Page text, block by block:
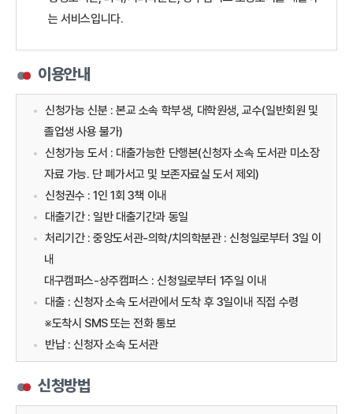
는 서비스입니다.
이용안내
신청가능 신분 : 본교 소속 학부생, 대학원생, 교수(일반회원 및
졸업생 사용 불가)
신청가능 도서 : 대출가능한 단행본(신청자 소속 도서관 미소장
자료 가능. 단 폐가서고 및 보존자료실 도서 제외)
신청권수 : 1인 1회 3책 이내
대출기간 : 일반 대출기간과 동일
처리기간 : 중앙도서관-의학/치의학분관 : 신청일로부터 3일 이
내
대구캠퍼스-상주캠퍼스 : 신청일로부터 1주일 이내
대출 : 신청자 소속 도서관에서 도착 후 3일이내 직접 수령
※도착시 SMS 또는 전화 통보
반납 : 신청자 소속 도서관
신청방법